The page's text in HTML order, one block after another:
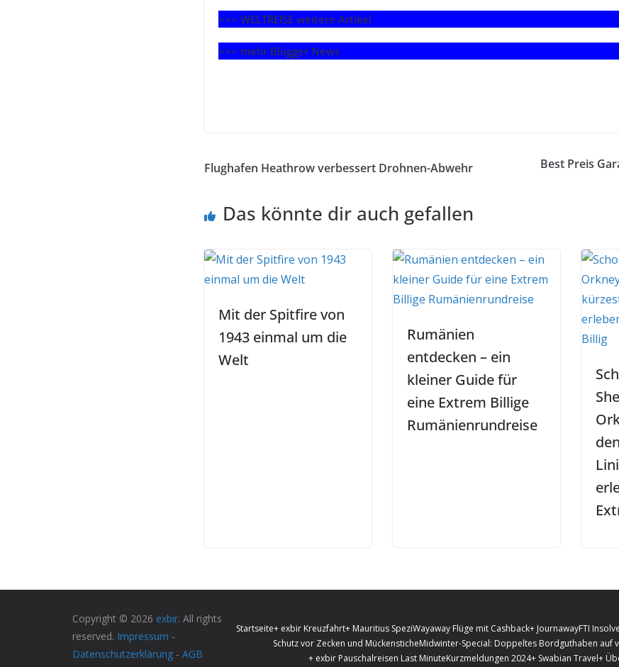
>>> WELTREISE weitere Artikel
>>> mehr Blogger News
Flughafen Heathrow verbessert Drohnen-Abwehr Best Preis
Das könnte dir auch gefallen
Mit der Spitfire von
1943 einmal um die
Welt
Rumänien
entdecken – ein
kleiner Guide für
eine Extrem Billige
Rumänienrundreise
Startseite+ exbir Kreuzfahrt+ Mauritius SpeziWayaway Flüge mit Cashback+ JournawayFTI
Schutz vor Zecken und MückensticheMidwinter-Special: Doppeltes Bordguthaben auf
+ exbir Pauschalreisen Last MinuteKurzmeldungen 2024+ Swabian Travel+
Copyright © 2026 exbir. All rights
reserved. Impressum -
Datenschutzerklärung - AGB